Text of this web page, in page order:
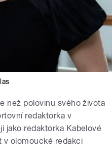
než polovinu svého života
redaktorka v
jako redaktorka Kabelové
v olomoucké redakci